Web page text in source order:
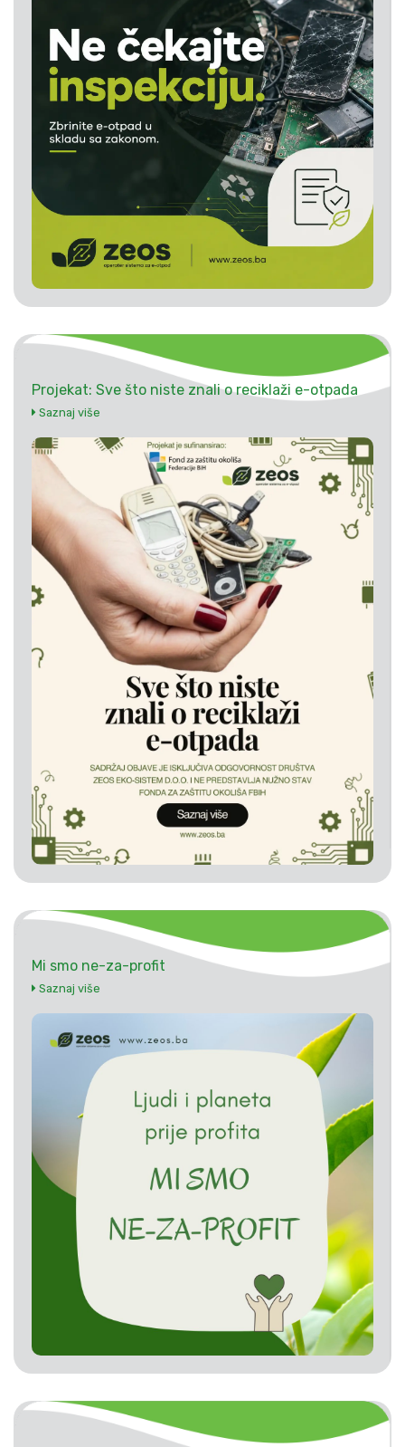
Projekat: Sve što niste znali o reciklaži e-otpada
Saznaj više
Mi smo ne-za-profit
Saznaj više